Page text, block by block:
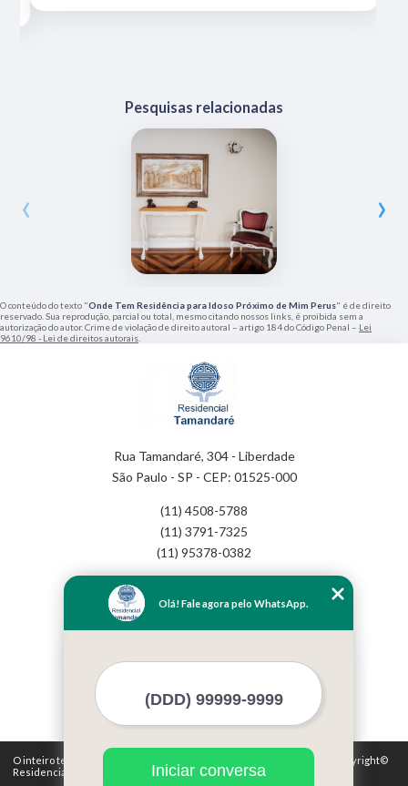
Pesquisas relacionadas
‹ ›
O conteúdo do texto "Onde Tem Residência para Idoso Próximo de Mim Perus" é de direito
reservado. Sua reprodução, parcial ou total, mesmo citando nossos links, é proibida sem a
autorização do autor. Crime de violação de direito autoral – artigo 184 do Código Penal – Lei
9610/98 - Lei de direitos autorais
Rua Tamandaré, 304 - Liberdade
São Paulo - SP - CEP: 01525-000
(11) 4508-5788
(11) 3791-7325
(11) 95378-0382
Empresa
Missão
Mapa do site
Mais Serviços
O inteiro teor deste site está sujeito à proteção de direitos autorais. Copyright©
Residencial Tamandaré (Lei 9610 de 19/02/1998)
Olá! Fale agora pelo WhatsApp.
Iniciar conversa